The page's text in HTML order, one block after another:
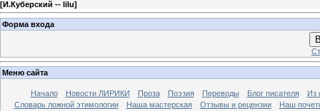
[И.Куберский -- lilu]
Форма входа
Меню сайта
Начало Новости ЛИРИКИ Проза Поэзия Переводы Блог писателя
Из
Словарь ложной этимологии
Наша мастерская Отзывы и рецензии
Наш